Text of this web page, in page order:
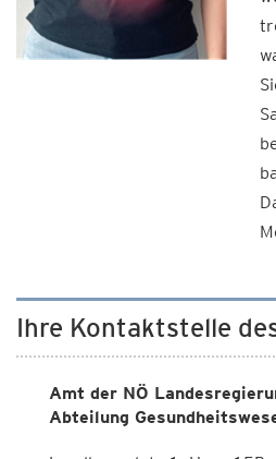
Ihre Kontaktstelle
Amt der NÖ
Abteilung